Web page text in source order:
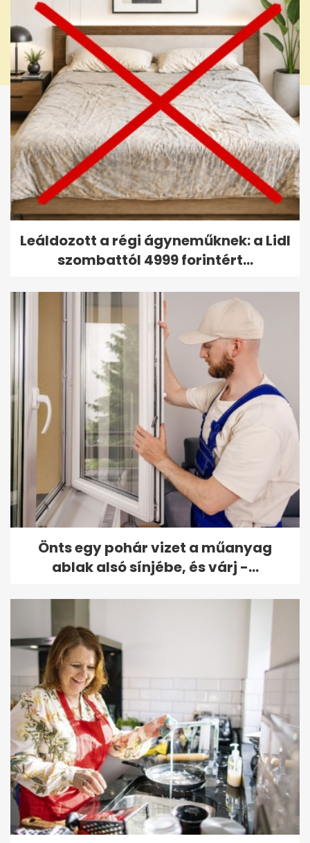
Leáldozott a régi ágyneműknek: a Lidl
szombattól 4999 forintért...
Önts egy pohár vizet a műanyag
ablak alsó sínjébe, és várj -...